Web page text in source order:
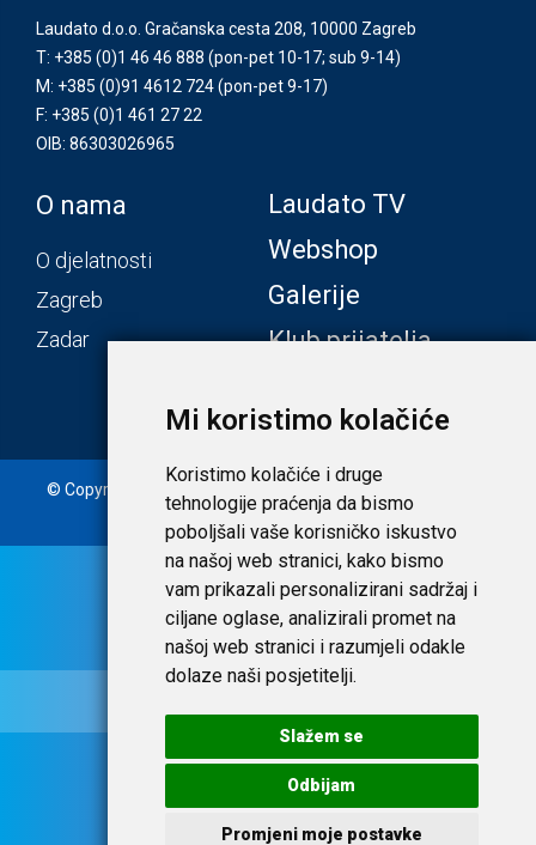
Mi koristimo kolačiće
Koristimo kolačiće i druge
tehnologije praćenja da bismo
poboljšali vaše korisničko iskustvo
na našoj web stranici, kako bismo
vam prikazali personalizirani sadržaj i
ciljane oglase, analizirali promet na
našoj web stranici i razumjeli odakle
dolaze naši posjetitelji.
Slažem se
Odbijam
Promjeni moje postavke
Laudato d.o.o. Gračanska cesta 208, 10000 Zagreb
T: +385 (0)1 46 46 888 (pon-pet 10-17; sub 9-14)
M: +385 (0)91 4612 724(pon-pet 9-17)
F: +385 (0)1 461 27 22
OIB: 86303026965
O nama
O djelatnosti
Zagreb
Zadar
Laudato TV
Webshop
Galerije
Klub prijatelja
© Copyright 2020. Laudato d.o.o. | Tečaj konverzije: 1 EUR =
7,53450 HRK | Uvjeti i privatnost